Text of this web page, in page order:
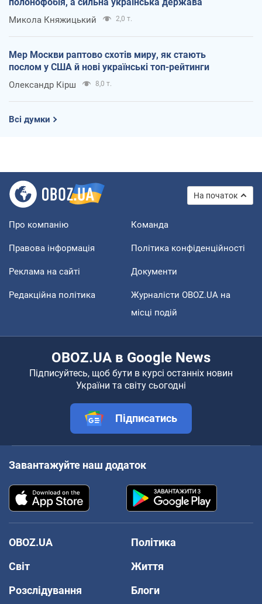
Микола Княжицький 2,0 т.
Мер Москви раптово схотів миру, як стають
послом у США й нові українські топ-рейтинги
Олександр Кірш 8,0 т.
Всі думки
На початок
Про компанію Команда
Правова інформація Політика конфіденційності
Реклама на сайті Документи
Редакційна політика
Журналісти OBOZ.UA на
місці подій
OBOZ.UA в Google News
Підписуйтесь, щоб бути в курсі останніх новин
України та світу сьогодні
Підписатись
Завантажуйте наш додаток
OBOZ.UA
Політика
Світ
Життя
Розслідування
Блоги